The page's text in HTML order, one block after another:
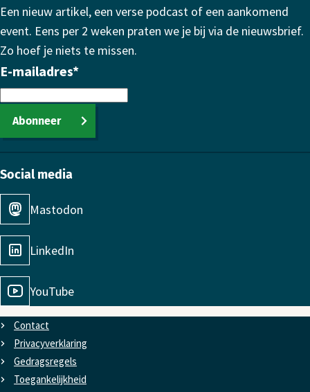
Een nieuw artikel, een verse podcast of een aankomend
event. Eens per 2 weken praten we je bij via de nieuwsbrief.
Zo hoef je niets te missen.
E-mailadres*
Abonneer
Social media
Mastodon
LinkedIn
YouTube
Contact
Privacyverklaring
Gedragsregels
Toe­gan­kelijk­heid